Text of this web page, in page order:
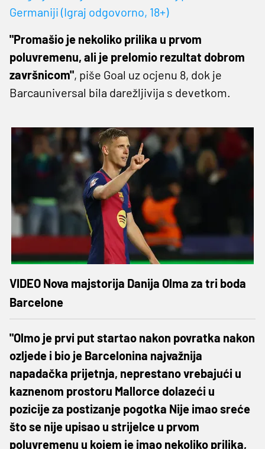
Germaniji (Igraj odgovorno, 18+)
"Promašio je nekoliko prilika u prvom
poluvremenu, ali je prelomio rezultat dobrom
završnicom", piše Goal uz ocjenu 8, dok je
Barcauniversal bila darežljivija s devetkom.
VIDEO Nova majstorija Danija Olma za tri boda
Barcelone
"Olmo je prvi put startao nakon povratka nakon
ozljede i bio je Barcelonina najvažnija
napadačka prijetnja, neprestano vrebajući u
kaznenom prostoru Mallorce dolazeći u
pozicije za postizanje pogotka Nije imao sreće
što se nije upisao u strijelce u prvom
poluvremenu u kojem je imao nekoliko prilika,